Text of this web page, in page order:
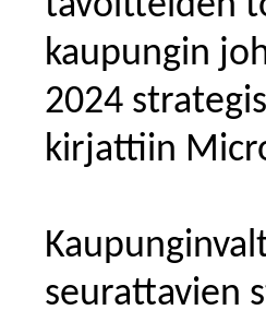
kaupungin
2024
kirjattiin
seurattavien